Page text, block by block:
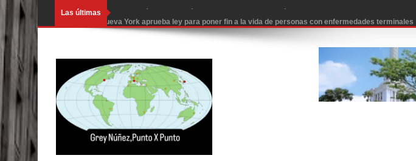
Las últimasNueva York aprueba ley para poner fin a la vida de personas con enfermedades terminales
Juan Luis Guerra cerrará los Juegos Centroamericanos SD 2026
En Santiago precio del botellón de agua sube a 90 pesos
Entre 20 y 40 inmigrantes al día son detenidos en los aeropuertos de EE.UU., según NBC
Belkis Concepción será intervenida por un delicado problema cardíaco
Abel Martínez llama a los dominicanos a unirse para sacar al PRM del Gobierno